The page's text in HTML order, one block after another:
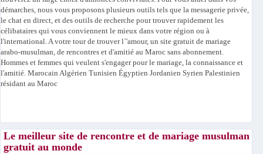
démarches, nous vous proposons plusieurs outils tels que la messagerie privée,
le chat en direct, et des outils de recherche pour trouver rapidement les
célibataires qui vous conviennent le mieux dans votre région ou à
l'international. A votre tour de trouver l`'amour, un site gratuit de mariage
arabo-musulman, de rencontres et d'amitié au Maroc sans abonnement.
Hommes et femmes qui veulent s'engager pour le mariage, la connaissance et
l'amitié. Marocain Algérien Tunisien Égyptien Jordanien Syrien Palestinien
résidant au Maroc
Le meilleur site de rencontre et de mariage musulman
gratuit au monde